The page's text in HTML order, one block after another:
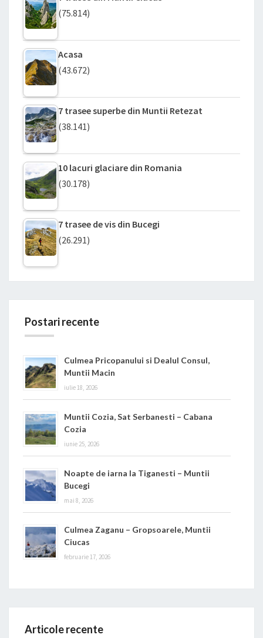
(75.814)
Acasa
(43.672)
7 trasee superbe din Muntii Retezat
(38.141)
10 lacuri glaciare din Romania
(30.178)
7 trasee de vis din Bucegi
(26.291)
Postari recente
Culmea Pricopanului si Dealul Consul,
Muntii Macin
iulie 18, 2026
Muntii Cozia, Sat Serbanesti – Cabana
Cozia
iunie 25, 2026
Noapte de iarna la Tiganesti – Muntii
Bucegi
mai 8, 2026
Culmea Zaganu – Gropsoarele, Muntii
Ciucas
februarie 17, 2026
Articole recente